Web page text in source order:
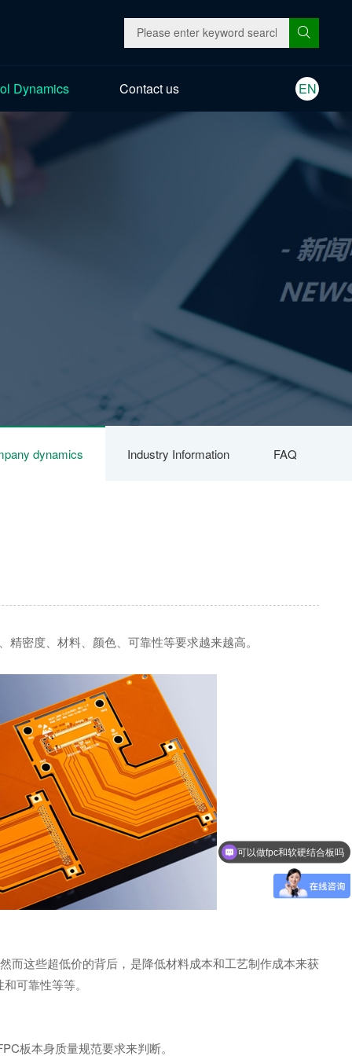
Dynamics Contact us EN
dynamics Industry Information FAQ
密度、材料、颜色、可靠性等要求越来越高。
这些超低价的背后，是降低材料成本和工艺制作成本来获
可靠性等等。
板本身质量规范要求来判断。
可以做fpc和软硬结合板吗